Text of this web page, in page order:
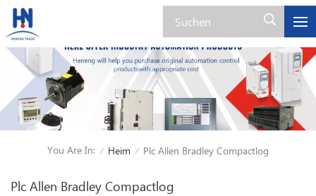
You Are In: / Heim / Plc Allen Bradley Compactlog
Plc Allen Bradley Compactlog